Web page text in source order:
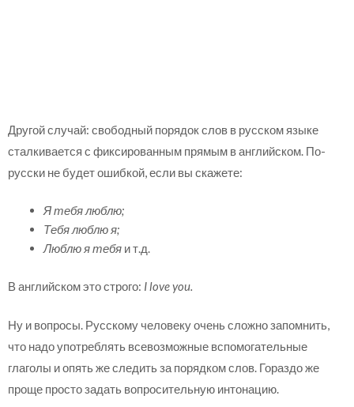
Другой случай: свободный порядок слов в русском языке
сталкивается с фиксированным прямым в английском. По-
русски не будет ошибкой, если вы скажете:
Я тебя люблю;
Тебя люблю я;
Люблю я тебя и т.д.
В английском это строго: I love you.
Ну и вопросы. Русскому человеку очень сложно запомнить,
что надо употреблять всевозможные вспомогательные
глаголы и опять же следить за порядком слов. Гораздо же
проще просто задать вопросительную интонацию.